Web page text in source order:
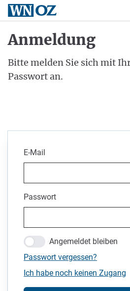
Anmeldung
Bitte melden Sie sich mit
Passwort an.
E-Mail
Passwort
Angemeldet bleiben
Passwort vergessen?
Ich habe noch keinen Zugang